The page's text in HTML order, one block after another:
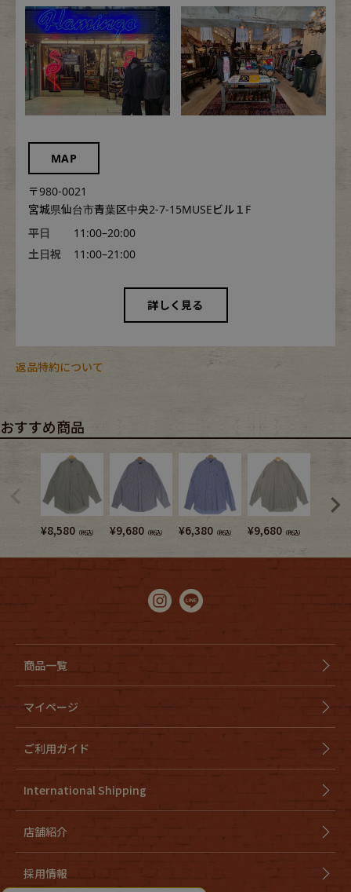
MAP
〒980-0021
宮城県仙台市青葉区中央2-7-15MUSEビル１F
平日
11:00–20:00
土日祝
11:00–21:00
詳しく見る
返品特約について
おすすめ商品
¥8,580 （税込） ¥9,680 （税込） ¥6,380 （税込） ¥9,680 （税込）
商品一覧
マイページ
ご利用ガイド
International Shipping
店舗紹介
採用情報